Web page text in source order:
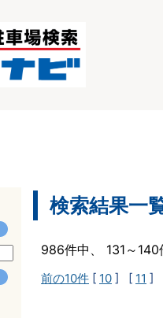
検索結果一
986件中、 131～
前の10件 [ 10 ] [ 11 ]